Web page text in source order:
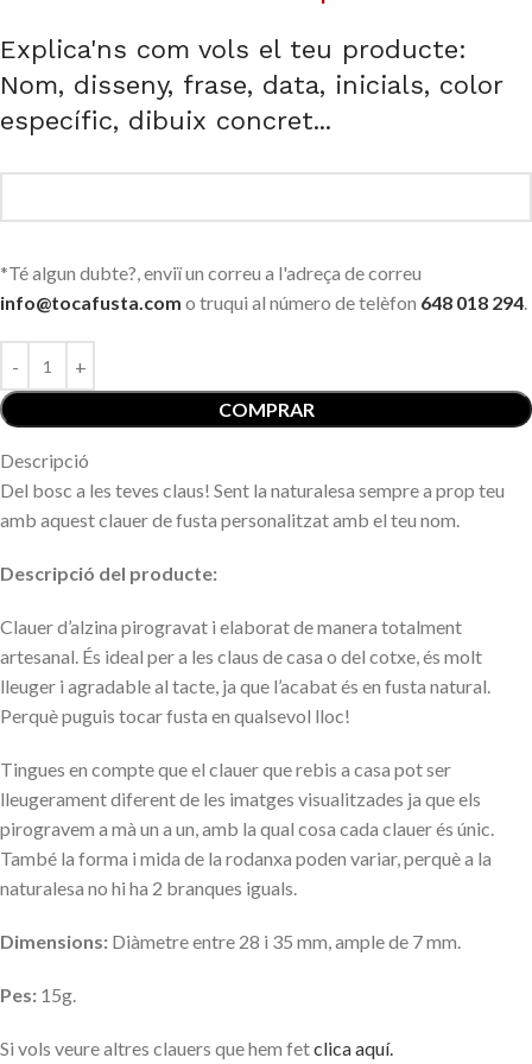
Explica'ns com vols el teu producte:
Nom, disseny, frase, data, inicials, color
específic, dibuix concret...
*Té algun dubte?, enviï un correu a l'adreça de correu
info@tocafusta.com o truqui al número de telèfon 648 018 294.
COMPRAR
Descripció
Del bosc a les teves claus! Sent la naturalesa sempre a prop teu
amb aquest clauer de fusta personalitzat amb el teu nom.
Descripció del producte:
Clauer d’alzina pirogravat i elaborat de manera totalment
artesanal. És ideal per a les claus de casa o del cotxe, és molt
lleuger i agradable al tacte, ja que l’acabat és en fusta natural.
Perquè puguis tocar fusta en qualsevol lloc!
Tingues en compte que el clauer que rebis a casa pot ser
lleugerament diferent de les imatges visualitzades ja que els
pirogravem a mà un a un, amb la qual cosa cada clauer és únic.
També la forma i mida de la rodanxa poden variar, perquè a la
naturalesa no hi ha 2 branques iguals.
Dimensions: Diàmetre entre 28 i 35 mm, ample de 7 mm.
Pes: 15g.
Si vols veure altres clauers que hem fetclica aquí.